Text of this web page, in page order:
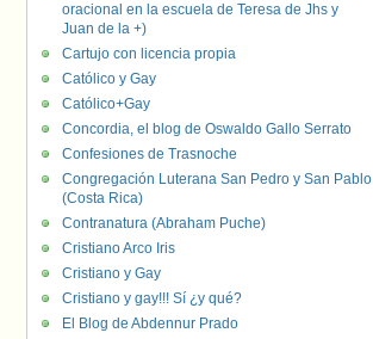
oracional en la escuela de Teresa de Jhs y
Juan de la +)
Cartujo con licencia propia
Católico y Gay
Católico+Gay
Concordia, el blog de Oswaldo Gallo Serrato
Confesiones de Trasnoche
Congregación Luterana San Pedro y San Pablo
(Costa Rica)
Contranatura (Abraham Puche)
Cristiano Arco Iris
Cristiano y Gay
Cristiano y gay!!! Sí ¿y qué?
El Blog de Abdennur Prado